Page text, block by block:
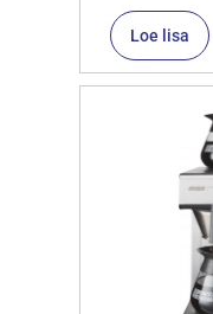
Loe lisa